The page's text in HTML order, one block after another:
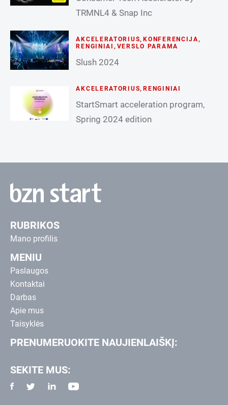
TRMNL4 & Snap Inc
AKCELERATORIUS,KONFERENCIJA ,
RENGINIAI , VERSLO PARAMA
Slush 2024
AKCELERATORIUS,RENGINIAI
StartSmart acceleration program,
Spring 2024 edition
RUBRIKOS
Mano profilis
MENIU
Paslaugos
Kontaktai
Darbas
Apie mus
Taisyklės
PRENUMERUOKITE NAUJIENLAIŠKĮ:
SEKITE MUS: